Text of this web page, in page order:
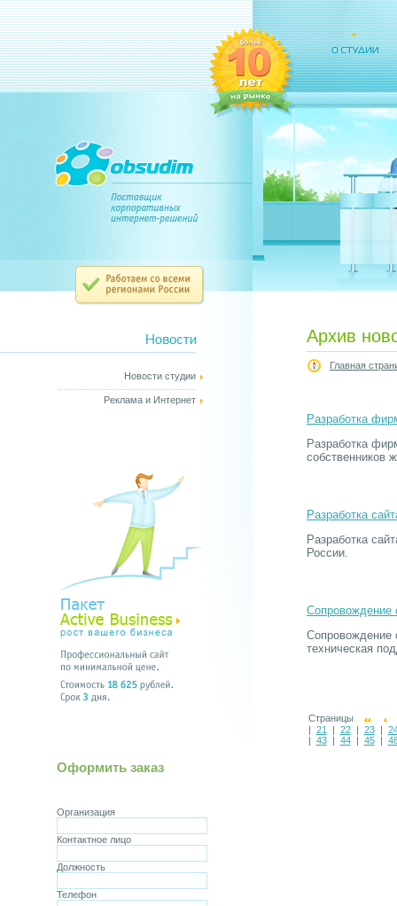
Новости студии
Реклама и Интернет
Оформить заказ
Организация
Контактное лицо
Должность
Телефон
Архив
Главная
Разработка
Разработка
собственников
Разработка
Разработка
России.
Сопровождение
Сопровождение
техническая
Страницы
| 21 | 22| 23|
| 43| 44| 45|